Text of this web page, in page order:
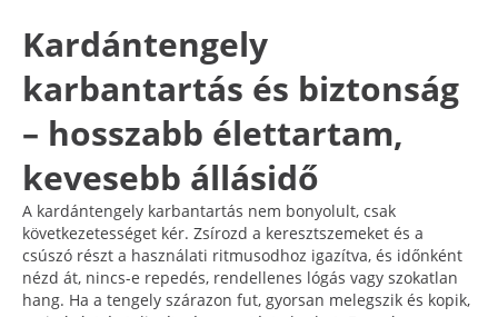
Kardántengely
karbantartás és biztonság
– hosszabb élettartam,
kevesebb állásidő
A kardántengely karbantartás nem bonyolult, csak
következetességet kér. Zsírozd a keresztszemeket és a
csúszó részt a használati ritmusodhoz igazítva, és időnként
nézd át, nincs-e repedés, rendellenes lógás vagy szokatlan
hang. Ha a tengely szárazon fut, gyorsan melegszik és kopik,